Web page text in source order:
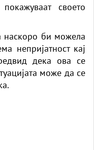
своето
наскоро би можела
непријатност кај
дека ова се
може да се